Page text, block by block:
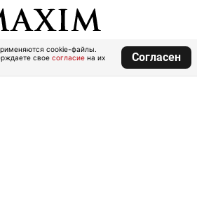
cookie-файлы.
свое согласие на их
Согласен